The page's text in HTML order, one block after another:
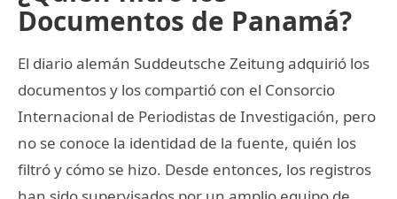
Documentos de Panamá?
El diario alemán Suddeutsche Zeitung adquirió los
documentos y los compartió con el Consorcio
Internacional de Periodistas de Investigación, pero
no se conoce la identidad de la fuente, quién los
filtró y cómo se hizo. Desde entonces, los registros